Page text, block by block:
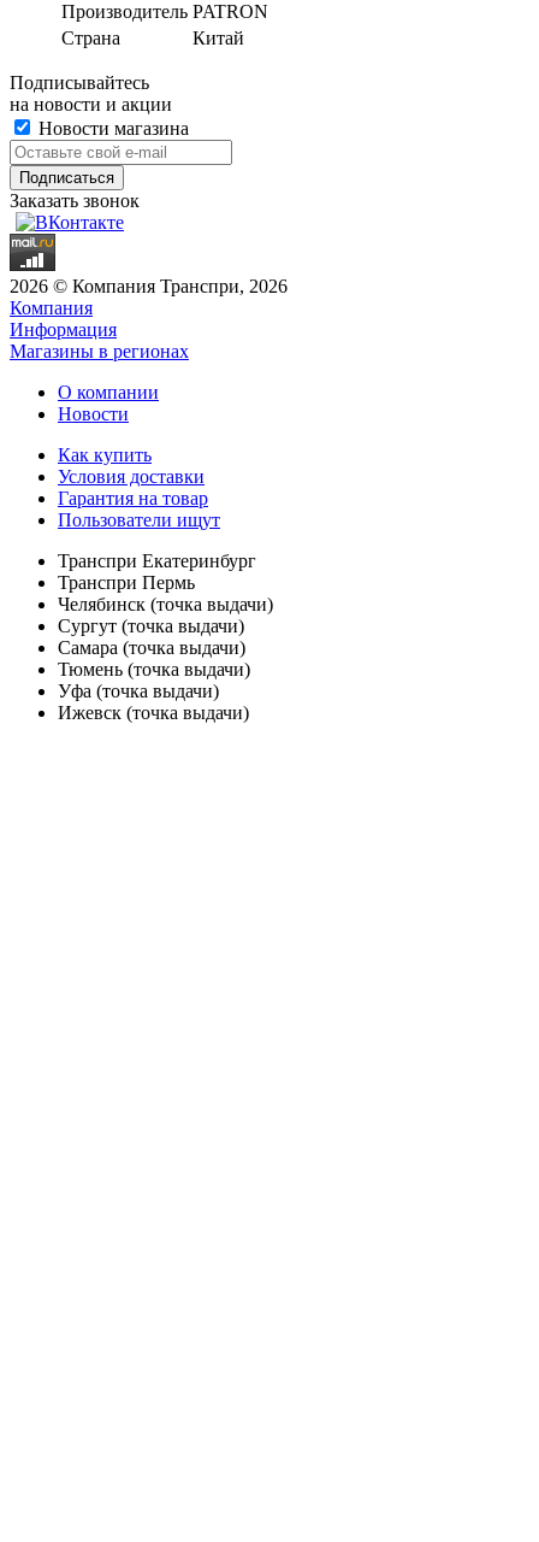
Производитель PATRON
Страна
Китай
Подписывайтесь
на новости и акции
Новости магазина
Заказать звонок
2026 © Компания Транспри, 2026
Компания
Информация
Магазины в регионах
О компании
Новости
Как купить
Условия доставки
Гарантия на товар
Пользователи ищут
Транспри Екатеринбург
Транспри Пермь
Челябинск (точка выдачи)
Сургут (точка выдачи)
Самара (точка выдачи)
Тюмень (точка выдачи)
Уфа (точка выдачи)
Ижевск (точка выдачи)